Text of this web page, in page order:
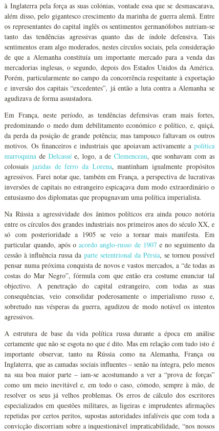
à Inglaterra pela força as suas colónias, vontade essa que se desmascarava,
além disso, pelo gigantesco crescimento da marinha de guerra alemã. Entre
os representantes do capital inglês os sentimentos germanófobos nutriam-se
tanto das tendências agressivas quanto das de índole defensiva. Tais
sentimentos eram algo moderados, nestes círculos sociais, pela consideração
de que a Alemanha constituía um importante mercado para a venda das
mercadorias inglesas, o segundo, depois dos Estados Unidos da América.
Porém, particularmente no campo da concorrência respeitante à exportação
e inversão dos capitais “excedentes”, já então a luta contra a Alemanha se
agudizava de forma assustadora.
Em França, neste período, as tendências defensivas eram mais fortes,
predominando o medo dum debilitamento económico e político, e, quiçá,
da perda da posição de grande potência; mas tampouco faltavam os outros
motivos. Os financeiros e industriais que apoiavam activamente a política
marroquina de Delcassée, logo, a de Clemenceau, que sonhavam com as
colossaisjazidas de ferro da Lorena, mantinham igualmente propósitos
agressivos. Farei notar que, também em França, a perspectiva de lucrativas
inversões de capitais no estrangeiro espicaçava dum modo extraordinário o
entusiasmo dos diplomatas que propugnavam uma política imperialista.
Na Rússia a agressividade dos ânimos políticos era ainda pouco notória
entre os círculos dos grandes industriais nos primeiros anos do século XX, e
só com posterioridade a 1905 se veio a tornar mais manifesta. Em
particular quando, após oacordo anglo-russo de 1907e no seguimento da
cessão à influência russa da parte setentrional da Pérsia, se tornou possível
pensar numa próxima conquista de novos e vastos mercados, a “de todas as
costas do Mar Negro”, fórmula com que então era costume enunciar tal
objectivo. A penetração do capital estrangeiro, com todas as suas
consequências, veio consolidar poderosamente o imperialismo russo e,
sobretudo nas vésperas da guerra, agudizou de modo notável os intentos
agressivos.
A estrutura de base da vida política russa durante a época em análise
certamente que não se esgota no que é dito. Mas em relação com tudo isto é
importante observar, tanto na Rússia como na Alemanha, França ou
Inglaterra, que as camadas sociais influentes – senão na íntegra, pelo menos
na sua boa maior parte – iam-se acostumando a ver a “prova de forças”
como um meio inevitável e, em todo o caso, cómodo, sempre à mão, de
resolver os seus já velhos problemas. Os erros de cálculo dos escritores
especializados em questões militares, as ligeiras e imprudentes afirmações
repetidas por certos peritos, supostas autoridades infalíveis que com toda a
convicção discorriam sobre a inquestionável impraticabilidade, “nos nossos